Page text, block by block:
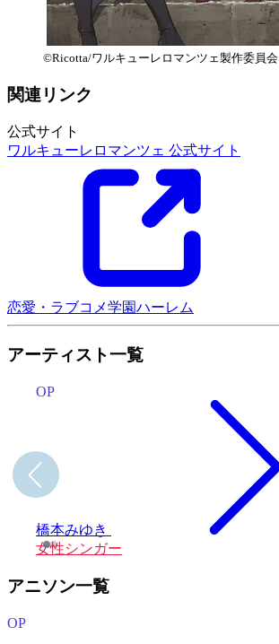
©Ricotta/ワルキューレロマンツェ製作委員会
関連リンク
公式サイト
ワルキューレロマンツェ 公式サイト
恋愛・ラブコメ学園ハーレム
アーティスト一覧
OP
橋本みゆき
女性シンガー
アニソン一覧
OP